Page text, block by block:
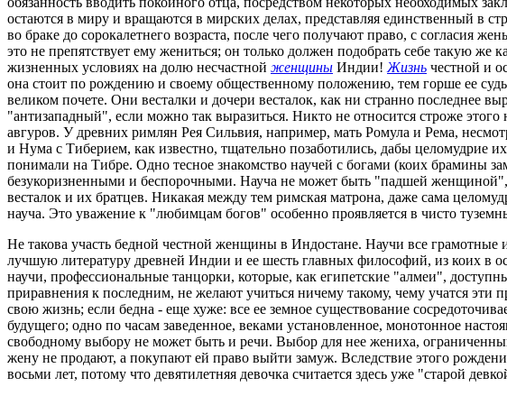
остаются в миру и вращаются в мирских делах, представляя единственный в
во браке до сорокалетнего возраста, после чего получают право, с согласия
это не препятствует ему жениться; он только должен подобрать себе такую
жизненных условиях на долю несчастной женщины Индии!Жизнь честной и
она стоит по рождению и своему общественному положению, тем горше ее
великом почете. Они весталки и дочери весталок, как ни странно последнее
"антизападный", если можно так выразиться. Никто не относится строже
авгуров. У древних римлян Рея Сильвия, например, мать Ромула и Рема,
и Нума с Тиберием, как известно, тщательно позаботились, дабы целомудрие
понимали на Тибре. Одно тесное знакомство научей с богами (коих брамины
безукоризненными и беспорочными. Науча не может быть "падшей
весталок и их братцев. Никакая между тем римская матрона, даже сама
науча. Это уважение к "любимцам богов" особенно проявляется в чисто
Не такова участь бедной честной женщины в Индостане. Научи все
лучшую литературу древней Индии и ее шесть главных философий, из коих в
научи, профессиональные танцорки, которые, как египетские "алмеи",
приравнения к последним, не желают учиться ничему такому, чему учатся
свою жизнь; если бедна - еще хуже: все ее земное существование
будущего; одно по часам заведенное, веками установленное, монотонное
свободному выбору не может быть и речи. Выбор для нее жениха,
жену не продают, а покупают ей право выйти замуж. Вследствие этого
восьми лет, потому что девятилетняя девочка считается здесь уже "старой